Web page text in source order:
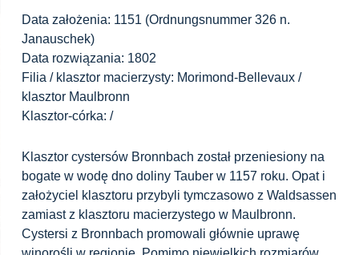
Data założenia: 1151 (Ordnungsnummer 326n.
Janauschek)
Data rozwiązania: 1802
Filia / klasztor macierzysty: Morimond-Bellevaux /
klasztor Maulbronn
Klasztor-córka: /
Klasztor cystersów Bronnbach został przeniesiony na
bogate w wodę dno doliny Tauber w 1157 roku. Opat i
założyciel klasztoru przybyli tymczasowo z Waldsassen
zamiast z klasztoru macierzystego w Maulbronn.
Cystersi z Bronnbach promowali głównie uprawę